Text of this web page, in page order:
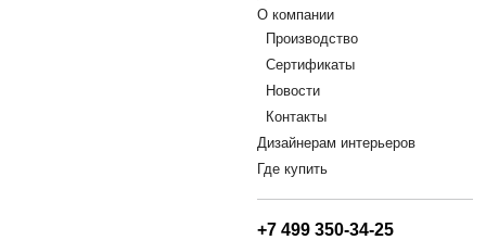
О компании
Производство
Сертификаты
Новости
Контакты
Дизайнерам интерьеров
Где купить
+7 499 350-34-25